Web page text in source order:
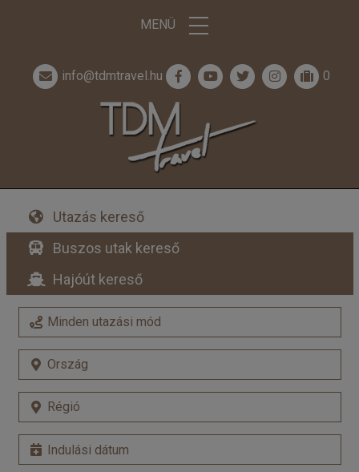
MENÜ
info@tdmtravel.hu 0
Utazás kereső
Buszos utak kereső
Hajóút kereső